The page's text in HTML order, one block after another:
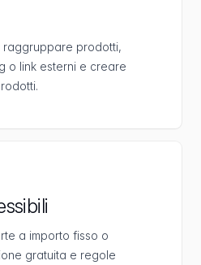
raggruppare prodotti,
o link esterni e creare
a importo fisso o
gratuita e regole